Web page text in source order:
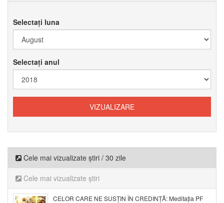
Selectați luna
Selectați anul
Cele mai vizualizate știri / 30 zile
Cele mai vizualizate știri
CELOR CARE NE SUSȚIN ÎN CREDINȚĂ: Meditația PF